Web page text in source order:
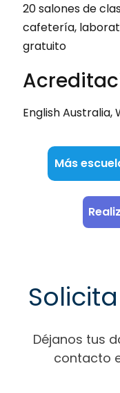
20 salones de
cafetería,
gratuito
English Australia,
Más
Solicita
Déjanos tus
contacto